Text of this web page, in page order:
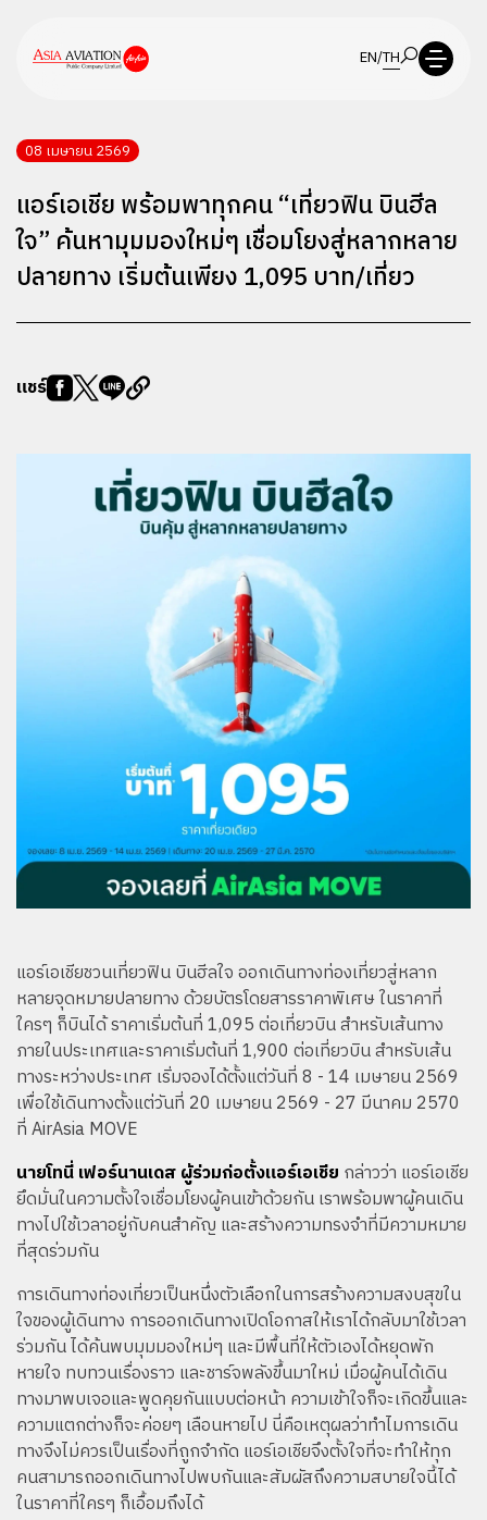
EN/TH
08 เมษายน 2569
แอร์เอเชีย พร้อมพาทุกคน “เที่ยวฟิน บินฮีล
ใจ” ค้นหามุมมองใหม่ๆ เชื่อมโยงสู่หลากหลาย
ปลายทาง เริ่มต้นเพียง 1,095 บาท/เที่ยว
แชร์
แอร์เอเชียชวนเที่ยวฟิน บินฮีลใจ ออกเดินทางท่องเที่ยวสู่หลาก
หลายจุดหมายปลายทาง ด้วยบัตรโดยสารราคาพิเศษ ในราคาที่
ใครๆ ก็บินได้ ราคาเริ่มต้นที่ 1,095 ต่อเที่ยวบิน สำหรับเส้นทาง
ภายในประเทศและราคาเริ่มต้นที่ 1,900 ต่อเที่ยวบิน สำหรับเส้น
ทางระหว่างประเทศ เริ่มจองได้ตั้งแต่วันที่ 8 - 14 เมษายน 2569
เพื่อใช้เดินทางตั้งแต่วันที่ 20 เมษายน 2569 - 27 มีนาคม 2570
ที่ AirAsia MOVE
นายโทนี่ เฟอร์นานเดส ผู้ร่วมก่อตั้งแอร์เอเชีย กล่าวว่า แอร์เอเชีย
ยึดมั่นในความตั้งใจเชื่อมโยงผู้คนเข้าด้วยกัน เราพร้อมพาผู้คนเดิน
ทางไปใช้เวลาอยู่กับคนสำคัญ และสร้างความทรงจำที่มีความหมาย
ที่สุดร่วมกัน
การเดินทางท่องเที่ยวเป็นหนึ่งตัวเลือกในการสร้างความสงบสุขใน
ใจของผู้เดินทาง การออกเดินทางเปิดโอกาสให้เราได้กลับมาใช้เวลา
ร่วมกัน ได้ค้นพบมุมมองใหม่ๆ และมีพื้นที่ให้ตัวเองได้หยุดพัก
หายใจ ทบทวนเรื่องราว และชาร์จพลังขึ้นมาใหม่ เมื่อผู้คนได้เดิน
ทางมาพบเจอและพูดคุยกันแบบต่อหน้า ความเข้าใจก็จะเกิดขึ้นและ
ความแตกต่างก็จะค่อยๆ เลือนหายไป นี่คือเหตุผลว่าทำไมการเดิน
ทางจึงไม่ควรเป็นเรื่องที่ถูกจำกัด แอร์เอเชียจึงตั้งใจที่จะทำให้ทุก
คนสามารถออกเดินทางไปพบกันและสัมผัสถึงความสบายใจนี้ได้
ในราคาที่ใครๆ ก็เอื้อมถึงได้